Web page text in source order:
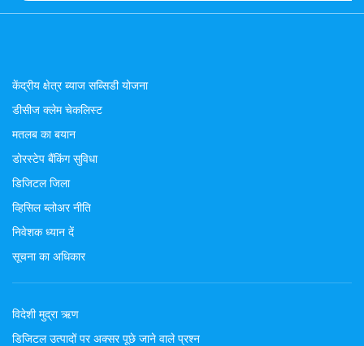
केंद्रीय क्षेत्र ब्याज सब्सिडी योजना
डीसीज क्लेम चेकलिस्ट
मतलब का बयान
डोरस्टेप बैंकिंग सुविधा
डिजिटल जिला
व्हिसिल ब्लोअर नीति
निवेशक ध्यान दें
सूचना का अधिकार
विदेशी मुद्रा ऋण
डिजिटल उत्पादों पर अक्सर पूछे जाने वाले प्रश्न